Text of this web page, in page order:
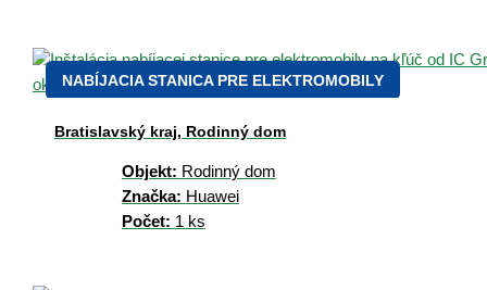
NABÍJACIA STANICA PRE ELEKTROMOBILY
Bratislavský kraj, Rodinný dom
Objekt: Rodinný dom
Značka: Huawei
Počet: 1 ks